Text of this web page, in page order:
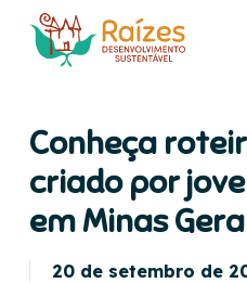
Conheça
criado por
em Minas
20 de setembro de